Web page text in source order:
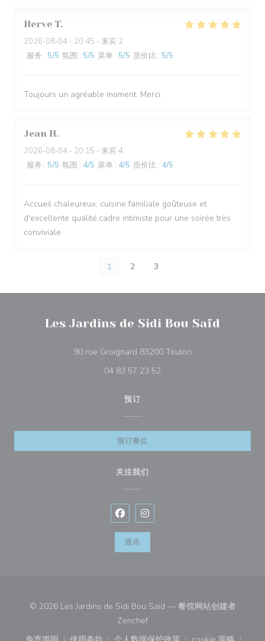
Herve T
2026-08-04 - 20:45 - 来宾 2
服务 : 5/5 氛围 : 5/5 菜单 : 5/5 质价比 : 5/5
Toujours un agréable moment. Merci.
Jean H
2026-08-04 - 20:15 - 来宾 4
服务 : 5/5 氛围 : 4/5 菜单 : 4/5 质价比 : 4/5
Accueil chaleureux, cuisine familiale goûteuse et
d'excellente qualité,cadre intimiste pour une soirée très
conviviale
1 2 3
Les Jardins de Sidi Bou Saïd
90 rue Groignard 83200 Toulon
04 83 57 23 52
预订
预订餐位
关注我们
Facebook ((在新窗口中打开))
Instagram ((在新窗口中打开))
通讯
© 2026 Les Jardins de Sidi Bou Saïd — 餐馆网站创建者
Zenchef((在新窗口中打开))